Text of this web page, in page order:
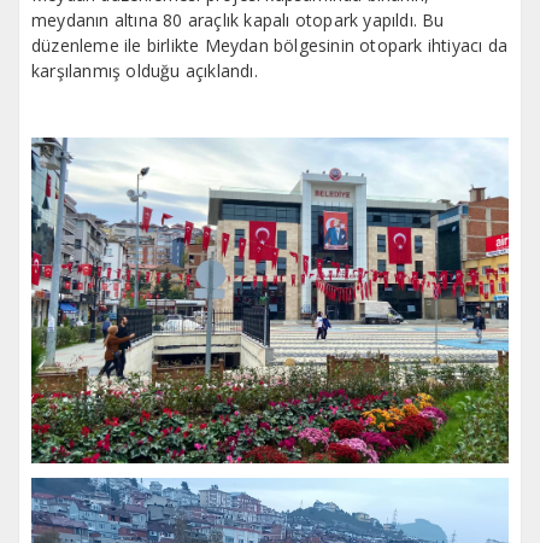
meydanın altına 80 araçlık kapalı otopark yapıldı. Bu
düzenleme ile birlikte Meydan bölgesinin otopark ihtiyacı da
karşılanmış olduğu açıklandı.